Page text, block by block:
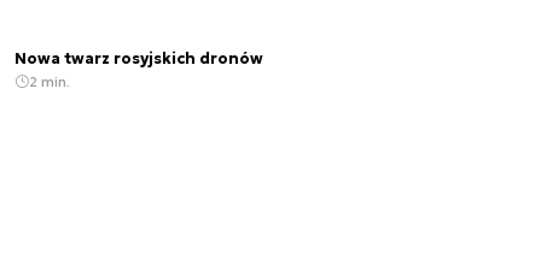
Nowa twarz rosyjskich dronów
2 min.